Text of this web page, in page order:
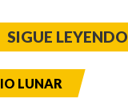
SIGUE LEYENDO
LUNAR